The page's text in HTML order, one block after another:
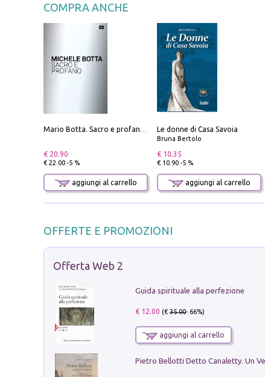
COMPRA ANCHE
Mario Botta. Sacro e profano-Sacred and profane
€ 20.90
€ 22.00 -5 %
aggiungi al carrello
Le donne di Casa Savoia
Bruna Bertolo
€ 10.35
€ 10.90 -5 %
aggiungi al carrello
OFFERTE E PROMOZIONI
Offerta Web 2
Guida spirituale alla perfezione
€ 12.00 (€35.00- 66%)
aggiungi al carrello